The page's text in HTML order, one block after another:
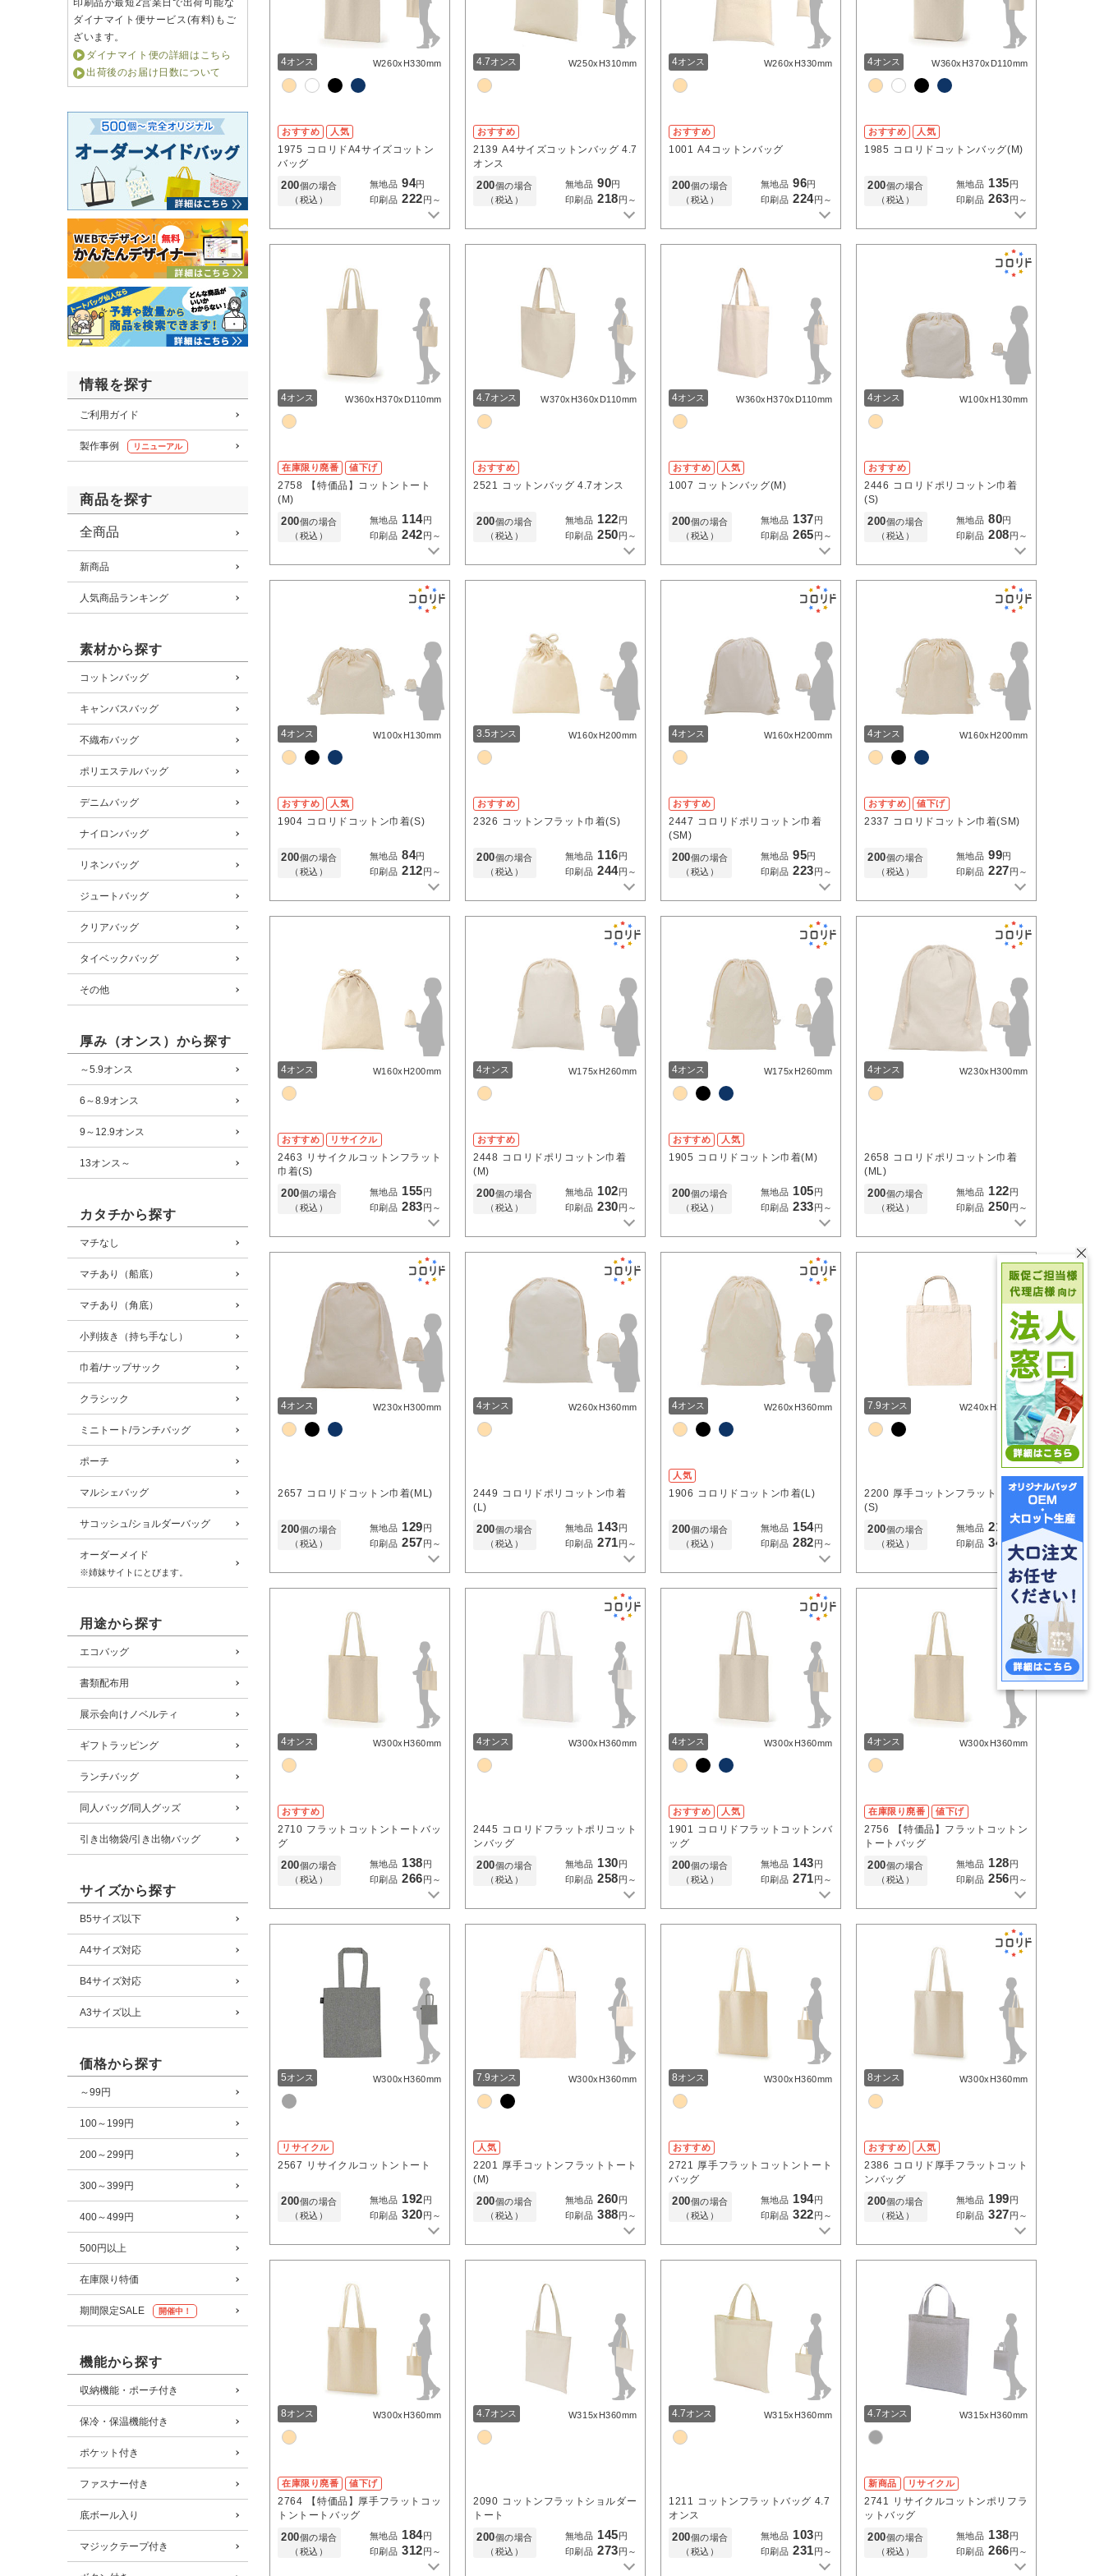
印刷品が最短2営業日で出荷可能な
ダイナマイト便サービス(有料)もご
ざいます。
ダイナマイト便の詳細はこちら
出荷後のお届け日数について
情報を探す
ご利用ガイド
製作事例 リニューアル
商品を探す
全商品
新商品
人気商品ランキング
素材から探す
コットンバッグ
キャンバスバッグ
不織布バッグ
ポリエステルバッグ
デニムバッグ
ナイロンバッグ
リネンバッグ
ジュートバッグ
クリアバッグ
タイベックバッグ
その他
厚み（オンス）から探す
～5.9オンス
6～8.9オンス
9～12.9オンス
13オンス～
カタチから探す
マチなし
マチあり（船底）
マチあり（角底）
小判抜き（持ち手なし）
巾着/ナップサック
クラシック
ミニトート/ランチバッグ
ポーチ
マルシェバッグ
サコッシュ/ショルダーバッグ
オーダーメイド
※姉妹サイトにとびます。
用途から探す
エコバッグ
書類配布用
展示会向けノベルティ
ギフトラッピング
ランチバッグ
同人バッグ/同人グッズ
引き出物袋/引き出物バッグ
サイズから探す
B5サイズ以下
A4サイズ対応
B4サイズ対応
A3サイズ以上
価格から探す
～99円
100～199円
200～299円
300～399円
400～499円
500円以上
在庫限り特価
期間限定SALE 開催中！
機能から探す
収納機能・ポーチ付き
保冷・保温機能付き
ポケット付き
ファスナー付き
底ボール入り
マジックテープ付き
4オンス W260xH330mm
おすすめ 人気
1975 コロリドA4サイズコットン
バッグ
200個の場合
（税込）
無地品 94円
印刷品 222 円～
4.7オンス W250xH310mm
おすすめ
2139 A4サイズコットンバッグ 4.7
オンス
200個の場合
（税込）
無地品 90円
印刷品 218 円～
4オンス W260xH330mm
おすすめ
1001 A4コットンバッグ
200個の場合
（税込）
無地品 96円
印刷品 224円～
4オンス W360xH370xD110mm
おすすめ 人気
1985 コロリドコットンバッグ(M)
200個の場合
（税込）
無地品 135 円
印刷品 263 円～
4オンス W360xH370xD110mm
在庫限り廃番 値下げ
2758
【特価品】コットントート
(M)
200個の場合
（税込）
無地品 114円
印刷品 242 円～
4.7オンス W370xH360xD110mm
おすすめ
2521 コットンバッグ 4.7オンス
200個の場合
（税込）
無地品 122 円
印刷品 250 円～
4オンス W360xH370xD110mm
おすすめ 人気
1007 コットンバッグ(M)
200個の場合
（税込）
無地品 137 円
印刷品 265 円～
4オンス W100xH130mm
おすすめ
2446 コロリドポリコットン巾着
(S)
200個の場合
（税込）
無地品 80円
印刷品 208 円～
4オンス W100xH130mm
おすすめ 人気
1904 コロリドコットン巾着(S)
200個の場合
（税込）
無地品 84円
印刷品 212 円～
3.5オンス W160xH200mm
おすすめ
2326 コットンフラット巾着(S)
200個の場合
（税込）
無地品 116 円
印刷品 244円～
4オンス W160xH200mm
おすすめ
2447 コロリドポリコットン巾着
(SM)
200個の場合
（税込）
無地品 95円
印刷品 223 円～
4オンス W160xH200mm
おすすめ 値下げ
2337 コロリドコットン巾着(SM)
200個の場合
（税込）
無地品 99円
印刷品 227 円～
4オンス W160xH200mm
おすすめ リサイクル
2463 リサイクルコットンフラット
巾着(S)
200個の場合
（税込）
無地品 155 円
印刷品 283 円～
4オンス W175xH260mm
おすすめ
2448 コロリドポリコットン巾着
(M)
200個の場合
（税込）
無地品 102 円
印刷品 230 円～
4オンス W175xH260mm
おすすめ 人気
1905 コロリドコットン巾着(M)
200個の場合
（税込）
無地品 105 円
印刷品 233 円～
4オンス W230xH300mm
2658 コロリドポリコットン巾着
(ML)
200個の場合
（税込）
無地品 122 円
印刷品 250 円～
4オンス W230xH300mm
2657 コロリドコットン巾着(ML)
200個の場合
（税込）
無地品 129 円
印刷品 257 円～
4オンス W260xH360mm
2449 コロリドポリコットン巾着
(L)
200個の場合
（税込）
無地品 143 円
印刷品 271 円～
4オンス W260xH360mm
人気
1906 コロリドコットン巾着(L)
200個の場合
（税込）
無地品 154円
印刷品 282 円～
7.9オンス W240xH300mm
2200 厚手コットンフラットトート
(S)
200個の場合
（税込）
無地品 217
印刷品 345 円～
4オンス W300xH360mm
おすすめ
2710 フラットコットントートバッ
グ
200個の場合
（税込）
無地品 138 円
印刷品 266 円～
4オンス W300xH360mm
2445 コロリドフラットポリコット
ンバッグ
200個の場合
（税込）
無地品 130 円
印刷品 258 円～
4オンス W300xH360mm
おすすめ 人気
1901 コロリドフラットコットンバ
ッグ
200個の場合
（税込）
無地品 143 円
印刷品 271 円～
4オンス W300xH360mm
在庫限り廃番 値下げ
2756
【特価品】フラットコットン
トートバッグ
200個の場合
（税込）
無地品 128 円
印刷品 256 円～
5オンス W300xH360mm
リサイクル
2567 リサイクルコットントート
200個の場合
（税込）
無地品 192 円
印刷品 320 円～
7.9オンス W300xH360mm
人気
2201 厚手コットンフラットトート
(M)
200個の場合
（税込）
無地品 260 円
印刷品 388 円～
8オンス W300xH360mm
おすすめ
2721 厚手フラットコットントート
バッグ
200個の場合
（税込）
無地品 194円
印刷品 322 円～
8オンス W300xH360mm
おすすめ 人気
2386 コロリド厚手フラットコット
ンバッグ
200個の場合
（税込）
無地品 199 円
印刷品 327 円～
8オンス W300xH360mm
在庫限り廃番 値下げ
2764
【特価品】厚手フラットコッ
トントートバッグ
200個の場合
（税込）
無地品 184円
印刷品 312 円～
4.7オンス W315xH360mm
2090 コットンフラットショルダー
トート
200個の場合
（税込）
無地品 145 円
印刷品 273 円～
4.7オンス W315xH360mm
1211 コットンフラットバッグ 4.7
オンス
200個の場合
（税込）
無地品 103 円
印刷品 231 円～
4.7オンス W315xH360mm
新商品 リサイクル
2741 リサイクルコットンポリフラ
ットバッグ
200個の場合
（税込）
無地品 138 円
印刷品 266 円～